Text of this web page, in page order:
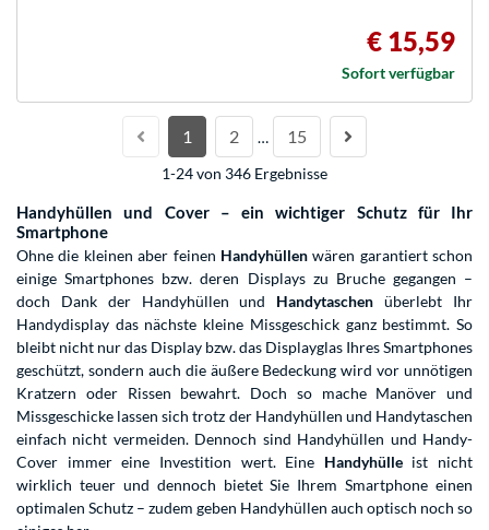
€ 15,59
Sofort verfügbar
1 2 … 15
1-24 von 346 Ergebnisse
Handyhüllen und Cover – ein wichtiger Schutz für Ihr
Smartphone
Ohne die kleinen aber feinen Handyhüllenwären garantiert schon
einige Smartphones bzw. deren Displays zu Bruche gegangen –
doch Dank der Handyhüllen und Handytaschen überlebt Ihr
Handydisplay das nächste kleine Missgeschick ganz bestimmt. So
bleibt nicht nur das Display bzw. das Displayglas Ihres Smartphones
geschützt, sondern auch die äußere Bedeckung wird vor unnötigen
Kratzern oder Rissen bewahrt. Doch so mache Manöver und
Missgeschicke lassen sich trotz der Handyhüllen und Handytaschen
einfach nicht vermeiden. Dennoch sind Handyhüllen und Handy-
Cover immer eine Investition wert. Eine Handyhülleist nicht
wirklich teuer und dennoch bietet Sie Ihrem Smartphone einen
optimalen Schutz – zudem geben Handyhüllen auch optisch noch so